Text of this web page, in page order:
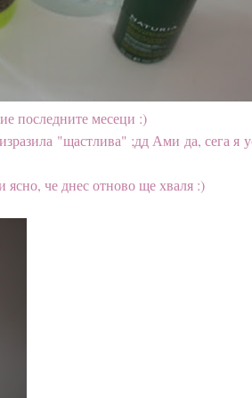
последните месеци :)
"щастлива" ;дд Ами да, сега я
ясно, че днес отново ще хваля :)